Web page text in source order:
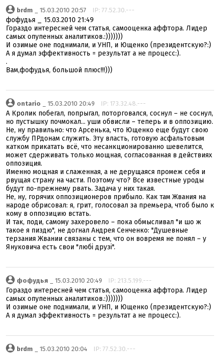
brdm _ 15.03.2010 20:57 IP: 77.52.30.---
фофудья _ 15.03.2010 21:49
Гораздо интересней чем статья, самооценка аффтора. Лидер
самых опупенных аналитиков.:)))))))
И озимые оне поднимали, и УНП, и Ющенко (президентскую?:)
А я думал эффективность = результат а не процесс:).
.
Вам,фофудья, большой плюс!!!)))
ontario _ 15.03.2010 20:49 IP: 173.32.48.---
А Кролик побегал, попрыгал, поторговался, соснул – не соснул,
но пустышку почмокал... уши обвисли – теперь и в оппозицию.
Не, ну правильно: что Арсенька, что Ющенко еще будут свою
службу ПРдонам служить. Эту власть, готовую асфальтовым
катком прикатать всё, что несанкционированно шевелится,
может сдерживать только мощная, согласованная в действиях
оппозиция.
Именно мощная и слаженная, а не дерущаяся промеж себя и
рвущая страну на части. Поэтому что? Все известные уроды
будут по-прежнему рвать. Задача у них такая.
Не, ну, горячих оппозиционеров прибыло. Как там Жвания на
народе обрисовал: я, грит, голосовал за премьера, чтоб было к
кому в оппозицию встать.
И так, поди, самому захеровело – пока обмысливал "и шо ж
такое я пиздю", не догнал Андрея Сенченко: "Душевные
терзания Жвании связаны с тем, что он вовремя не понял – у
Януковича есть свои "любі друзі".
фофудья _ 15.03.2010 20:49 IP: 213.5.199.---
Гораздо интересней чем статья, самооценка аффтора. Лидер
самых опупенных аналитиков.:)))))))
И озимые оне поднимали, и УНП, и Ющенко (президентскую?:)
А я думал эффективность = результат а не процесс:).
brdm _ 15.03.2010 20:04 IP: 77.52.30.---